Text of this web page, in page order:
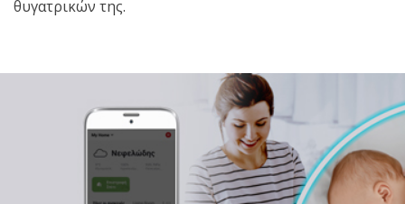
θυγατρικών της.